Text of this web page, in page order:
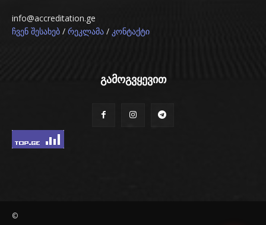
info@accreditation.ge
ჩვენ შესახებ / რეკლამა / კონტაქტი
გამოგვყევით
©